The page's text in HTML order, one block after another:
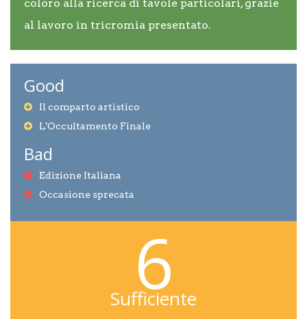
coloro alla ricerca di tavole particolari, grazie
al lavoro in tricromia presentato.
Good
Il comparto artistico
L'Occultamento Finale
Bad
Edizione Italiana
Occasione sprecata
6
Sufficiente